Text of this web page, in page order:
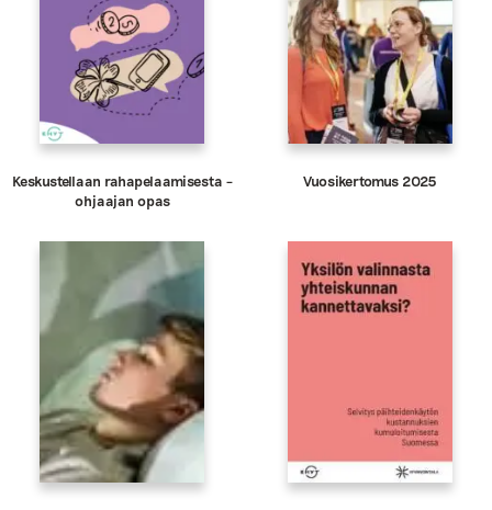
Keskustellaan rahapelaamisesta –
ohjaajan opas
Vuosikertomus 2025